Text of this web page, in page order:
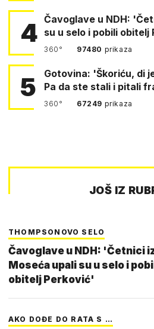
4 Čavoglave u NDH:
su u selo i pobili obitelj
360° 97480 prikaza
5
Gotovina: 'Škoriću, di
Pa da ste stali i pitali
360° 67249 prikaza
JOŠ IZ
THOMPSONOVO SELO
Čavoglave u NDH: 'Četnici
Moseća upali su u selo i
obitelj Perković'
AKO DOĐE DO RATA S …